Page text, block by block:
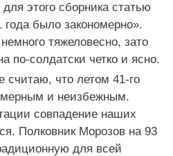
этого сборника статью
было закономерно».
тяжеловесно, зато
по-солдатски четко и ясно.
считаю, что летом 41-го
и неизбежным.
совпадение наших
Полковник Морозов на 93
для всей